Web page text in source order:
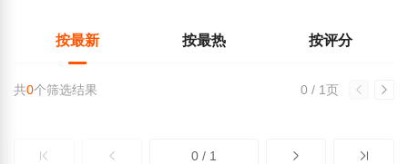
按最新 按最热 按评分
0 / 1页
共0个筛选结果
0 / 1